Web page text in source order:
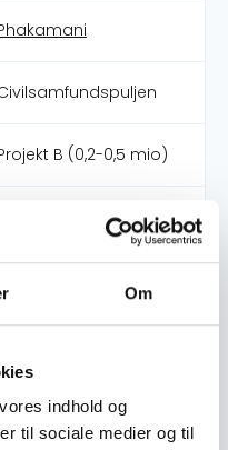
Om
indhold og
til sociale medier og til
B (0,2-0,5 mio)
til at opbygge en